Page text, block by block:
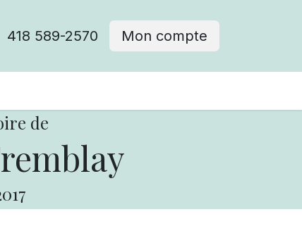
418 589-2570 Mon compte
de